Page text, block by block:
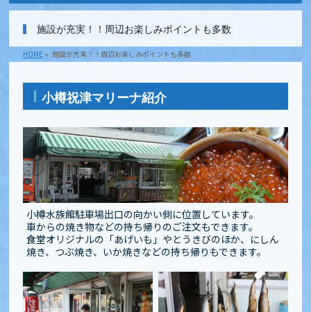
施設が充実！！周辺お楽しみポイントも多数
HOME » 施設が充実！！周辺お楽しみポイントも多数
小樽祝津マリーナ紹介
小樽水族館駐車場出口の向かい側に位置しています。
車からの焼き物などの持ち帰りのご注文もできます。
食堂オリジナルの「あげいも」やとうきびのほか、にしん
焼き、つぶ焼き、いか焼きなどの持ち帰りもできます。